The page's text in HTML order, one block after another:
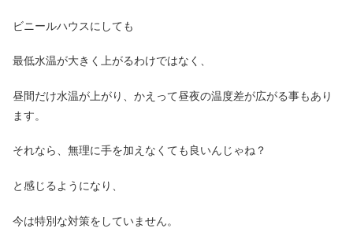
ビニールハウスにしても
最低水温が大きく上がるわけではなく、
昼間だけ水温が上がり、かえって昼夜の温度差が広がる事もあり
ます。
それなら、無理に手を加えなくても良いんじゃね？
と感じるようになり、
今は特別な対策をしていません。